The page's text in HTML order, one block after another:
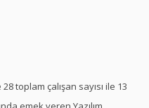
toplam çalışan sayısı ile 13